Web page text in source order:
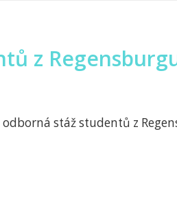
z
stáž studentů z